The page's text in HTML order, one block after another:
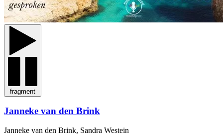
fragment
Janneke van den Brink
Janneke van den Brink, Sandra Westein